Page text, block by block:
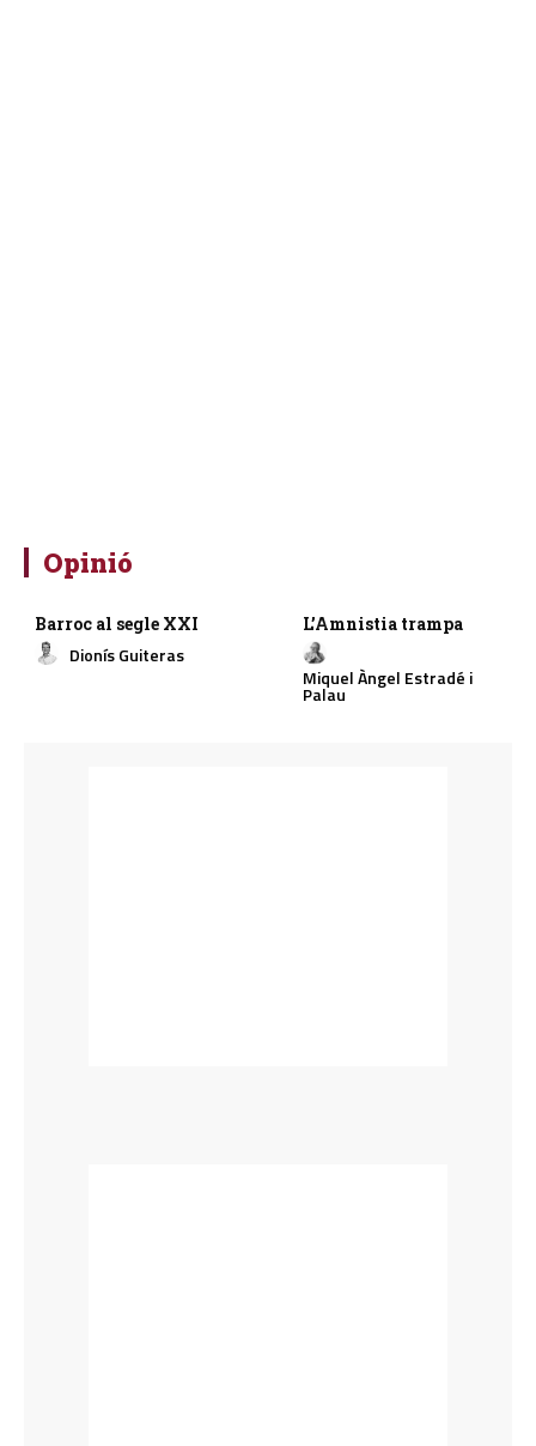
Opinió
Barroc al segle XXI
Dionís Guiteras
L’Amnistia trampa
Miquel Àngel Estradé i
Palau